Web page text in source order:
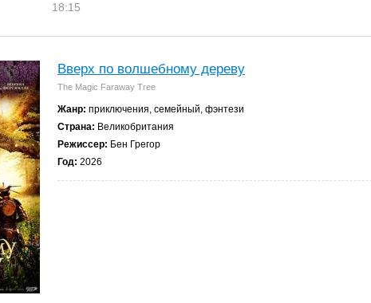
18:15
Вверх по волшебному дереву
The Magic Faraway Tree
Жанр: приключения, семейный, фэнтези
Страна: Великобритания
Режиссер: Бен Грегор
Год: 2026